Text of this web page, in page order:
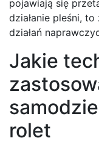
pojawiają się
działanie pleśni,
działań
Jakie
rolet